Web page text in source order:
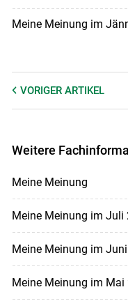
Meine Meinung im
VORIGER ARTIKEL
Weitere
Meine Meinung
Meine Meinung im Juli
Meine Meinung im
Meine Meinung im Mai